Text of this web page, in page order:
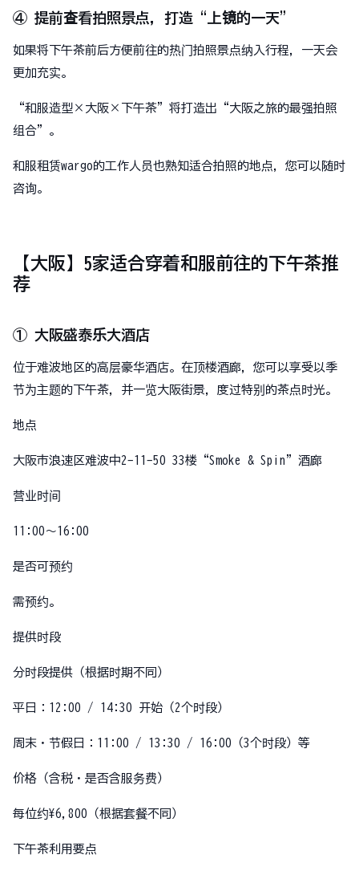
④ 提前查看拍照景点，打造“上镜的一天”
如果将下午茶前后方便前往的热门拍照景点纳入行程，一天会
更加充实。
“和服造型×大阪×下午茶”将打造出“大阪之旅的最强拍照
组合”。
和服租赁wargo的工作人员也熟知适合拍照的地点，您可以随时
咨询。
【大阪】5家适合穿着和服前往的下午茶推
荐
① 大阪盛泰乐大酒店
位于难波地区的高层豪华酒店。在顶楼酒廊，您可以享受以季
节为主题的下午茶，并一览大阪街景，度过特别的茶点时光。
地点
大阪市浪速区难波中2-11-50 33楼“Smoke & Spin”酒廊
营业时间
11:00〜16:00
是否可预约
需预约。
提供时段
分时段提供（根据时期不同）
平日：12:00 / 14:30 开始（2个时段）
周末・节假日：11:00 / 13:30 / 16:00（3个时段）等
价格（含税・是否含服务费）
每位约¥6,800（根据套餐不同）
下午茶利用要点